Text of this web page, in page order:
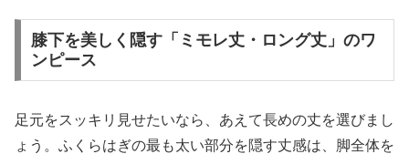
膝下を美しく隠す「ミモレ丈・ロング丈」のワ
ンピース
足元をスッキリ見せたいなら、あえて長めの丈を選びまし
ょう。ふくらはぎの最も太い部分を隠す丈感は、脚全体を